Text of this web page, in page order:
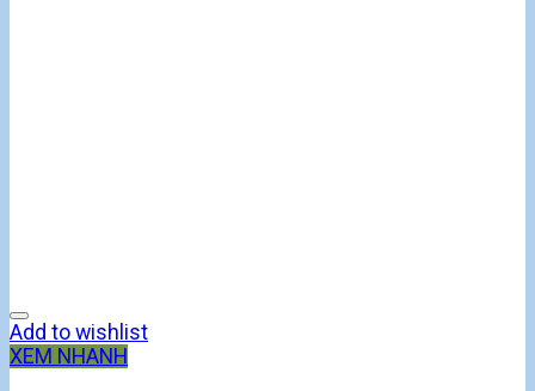
Add to wishlist
XEM NHANH